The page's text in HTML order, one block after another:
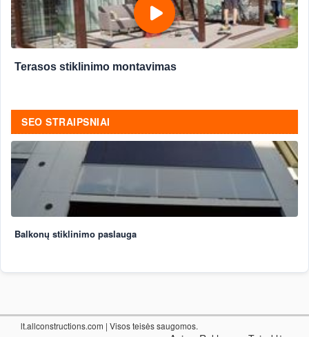
Terasos stiklinimo montavimas
SEO STRAIPSNIAI
Balkonų stiklinimo paslauga
lt.allconstructions.com | Visos teisės saugomos.